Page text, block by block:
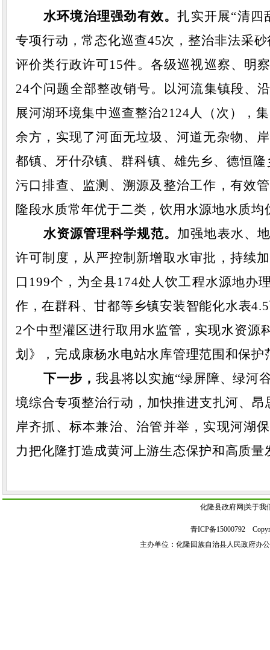
水环境治理强劲有效。扎实开展“清四
专项行动，常态化巡查45次，整治非法采
评价类行政许可15件。 各级巡视巡察、明
24个问题全部整改销号。
以河流集镇段、
展河湖环境集中巡查整治2124人（次），
余方，实现了河面无垃圾、河道无杂物、
都镇、牙什尕镇、群科镇、雄先乡、德恒隆
污口排查、监测、溯源及整治工作，有效
隆段水质常年优于二类，饮用水源地水质均
水资源管理科学规范。 加强地表水、
许可制度，从严控制新增取水审批，持续
口 199个，为全县174处人饮工程水源地办
作，在群科、甘都等乡镇安装智能化水表
2个中型灌区进行取用水监管 ，实现水资源
划》，完成康杨水电站水库管理范围和保
下一步 ， 我县将以实施“绿屏障、绿河
境综合专项整治行动 ， 加快推进支扎河、
岸齐抓、标本兼治、治管并举，实现河湖
力把化隆打造成黄河上游生态保护和高质量